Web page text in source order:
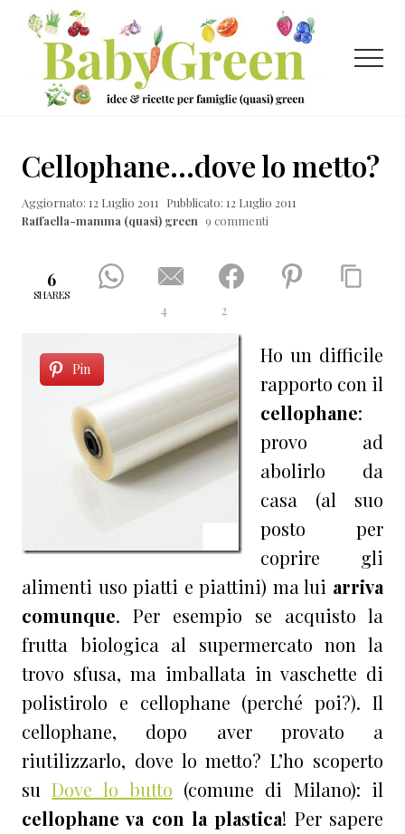
Menu
Passa
contenuto
principale
Passa
laterale
primaria
Passa
ricette
per
(quasi)
green
Menu
Cellophane…dove lo metto?
Aggiornato: 12 Luglio 2011
Pubblicato: 12 Luglio 2011
Raffaella-mamma (quasi) green 9 commenti
6
SHARES
4 2
Pin
Ho un difficile
rapporto con il
cellophane:
provo ad
abolirlo da
casa (al suo
posto per
coprire gli
alimenti uso piatti e piattini) ma lui arriva
comunque. Per esempio se acquisto la
frutta biologica al supermercato non la
trovo sfusa, ma imballata in vaschette di
polistirolo e cellophane (perché poi?). Il
cellophane, dopo aver provato a
riutilizzarlo, dove lo metto? L’ho scoperto
suDove lo butto (comune di Milano): il
cellophane va con la plastica! Per sapere